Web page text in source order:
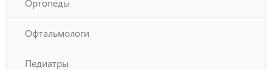
Ортопеды
Офтальмологи
Педиатры